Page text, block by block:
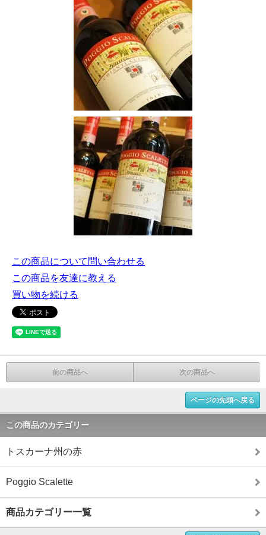
この商品について問い合わせる
この商品を友達に教える
買い物を続ける
前の商品へ 次の商品へ
ページの先頭へ戻る
この商品のカテゴリー
トスカーナ州の赤
Poggio Scalette
商品カテゴリー一覧